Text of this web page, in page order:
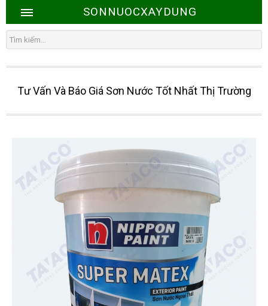
SONNUOCXAYDUNG
Tư Vấn Và Báo Giá Sơn Nước Tốt Nhất Thị Trường